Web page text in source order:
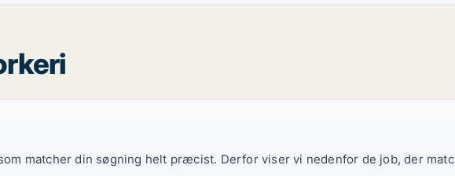
matcher din søgning helt præcist. Derfor viser vi nedenfor de job, der